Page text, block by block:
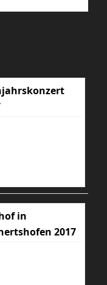
in
2017